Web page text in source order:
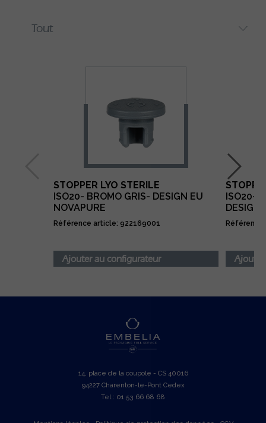
STOPPER LYO STERILE
ISO20- BROMO GRIS- DESIGN EU
NOVAPURE
Référence article: 922169001
Ajouter au configurateur
ISO20-
DESIGN
Référence
14, place de la coupole - CS 40016
94227 Charenton-le-Pont Cedex
Tel : 01 53 66 68 68